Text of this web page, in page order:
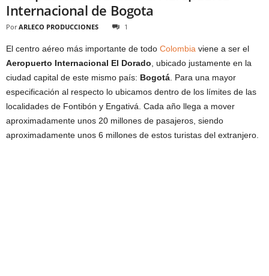
Internacional de Bogota
Por ARLECO PRODUCCIONES 1
El centro aéreo más importante de todo Colombia viene a ser el
Aeropuerto Internacional El Dorado , ubicado justamente en la
ciudad capital de este mismo país: Bogotá . Para una mayor
especificación al respecto lo ubicamos dentro de los límites de las
localidades de Fontibón y Engativá. Cada año llega a mover
aproximadamente unos 20 millones de pasajeros, siendo
aproximadamente unos 6 millones de estos turistas del extranjero.